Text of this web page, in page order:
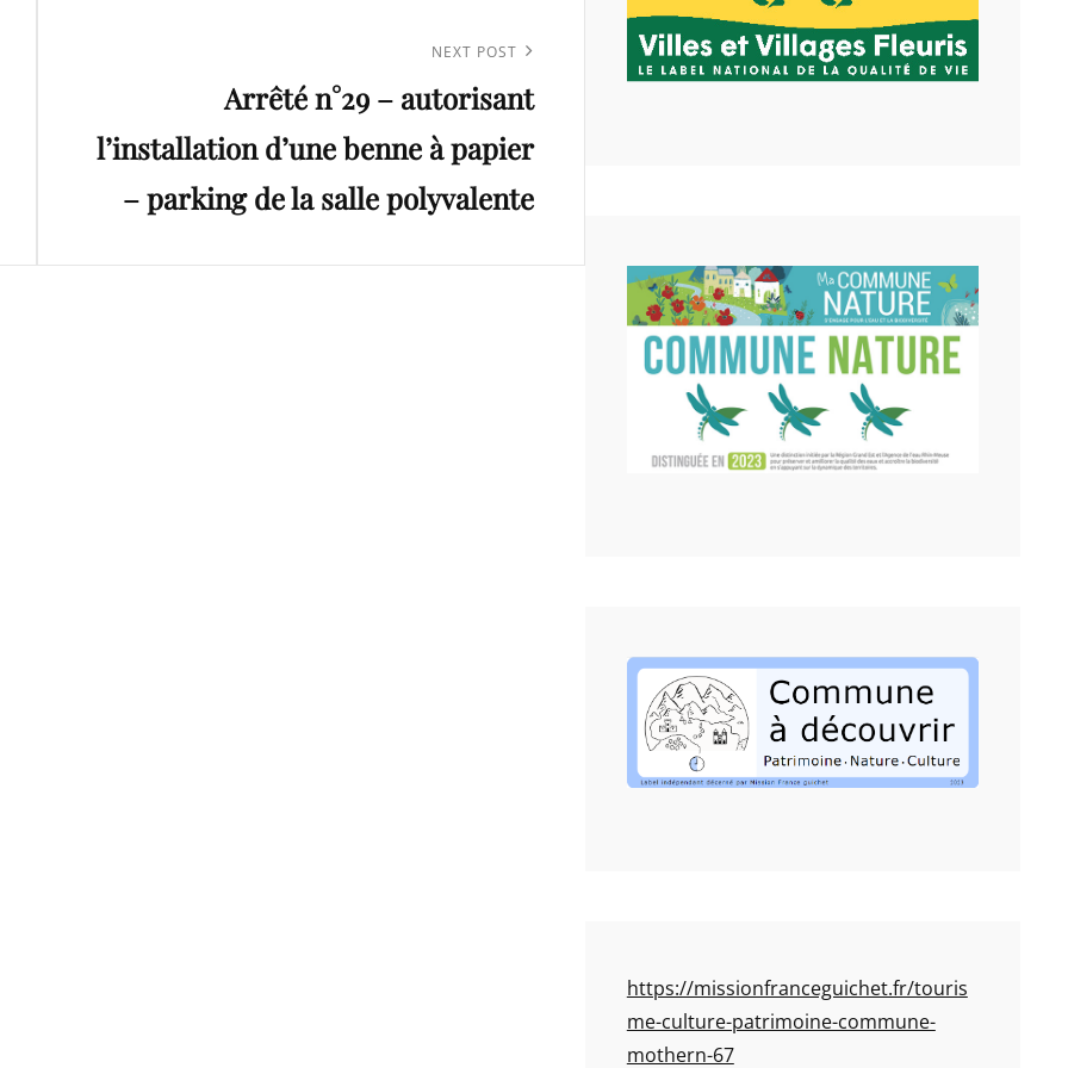
NEXT POST
Arrêté n°29 – autorisant
l’installation d’une benne à papier
– parking de la salle polyvalente
https://missionfranceguichet.fr/touris
me-culture-patrimoine-commune-
mothern-67